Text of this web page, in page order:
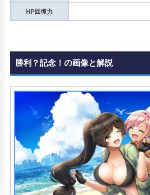
HP回復力
勝利？記念！の画像と解説